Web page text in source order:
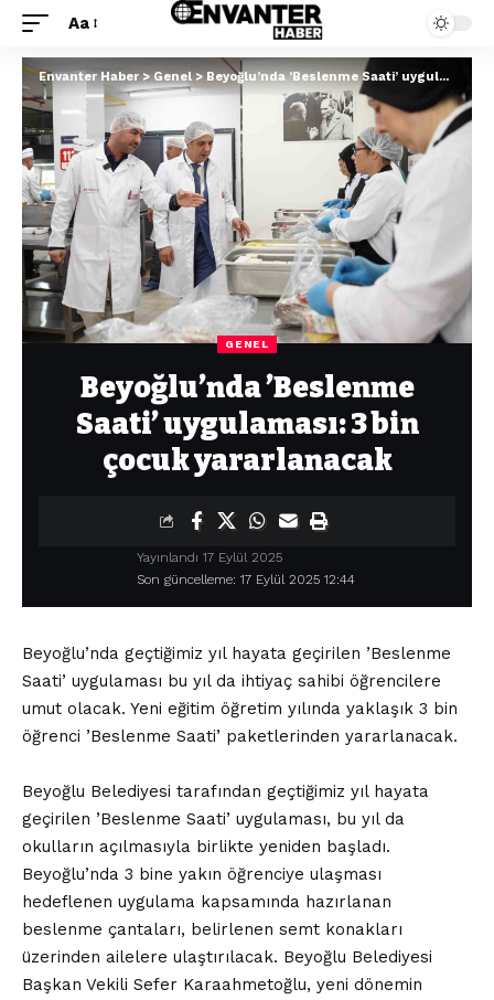
Aa
Envanter Haber>Genel>Beyoğlu’nda ’Beslenme Saati’ uygulaması: 3 bin çocuk yararlanacak
GENEL
Beyoğlu’nda ’Beslenme
Saati’ uygulaması: 3 bin
çocuk yararlanacak
Son güncelleme: 17 Eylül 2025 12:44
Yayınlandı 17 Eylül 2025
Beyoğlu’nda geçtiğimiz yıl hayata geçirilen ’Beslenme
Saati’ uygulaması bu yıl da ihtiyaç sahibi öğrencilere
umut olacak. Yeni eğitim öğretim yılında yaklaşık 3 bin
öğrenci ’Beslenme Saati’ paketlerinden yararlanacak.
Beyoğlu Belediyesi tarafından geçtiğimiz yıl hayata
geçirilen ’Beslenme Saati’ uygulaması, bu yıl da
okulların açılmasıyla birlikte yeniden başladı.
Beyoğlu’nda 3 bine yakın öğrenciye ulaşması
hedeflenen uygulama kapsamında hazırlanan
beslenme çantaları, belirlenen semt konakları
üzerinden ailelere ulaştırılacak. Beyoğlu Belediyesi
Başkan Vekili Sefer Karaahmetoğlu, yeni dönemin